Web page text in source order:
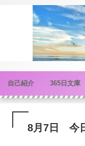
自己紹介 365日文庫
8月7日 今